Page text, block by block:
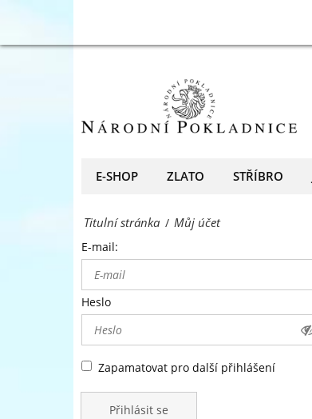
evropský
prodejce
mincí
a
medailí
E-SHOP ZLATO STŘÍBRO
Titulní stránka / Můj účet
E-mail:
Heslo
Zapamatovat pro další přihlášení
Přihlásit se
evropský
a